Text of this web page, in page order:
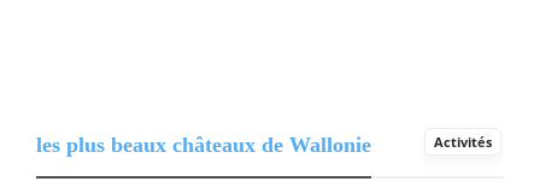
les plus beaux châteaux de Wallonie Activités